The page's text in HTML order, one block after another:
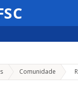
Comunidade »